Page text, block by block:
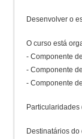
Desenvolver o
O curso está
- Componente
- Componente
- Componente
Destinatários do